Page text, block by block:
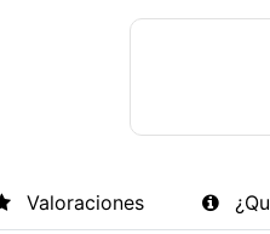
Valoraciones